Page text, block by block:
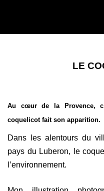
contenu
LE
Au cœur de la Provence,
coquelicot fait son apparition.
Dans les alentours du
pays du Luberon, le
l’environnement.